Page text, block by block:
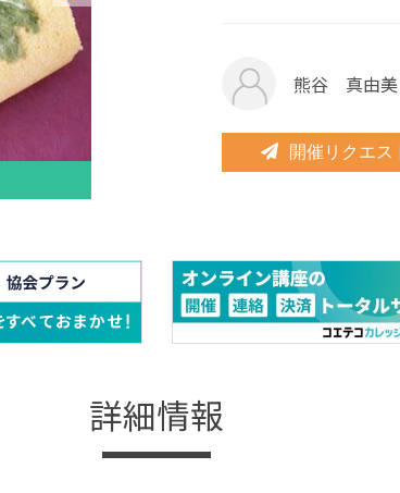
熊谷 真由美
開催リクエス
詳細情報